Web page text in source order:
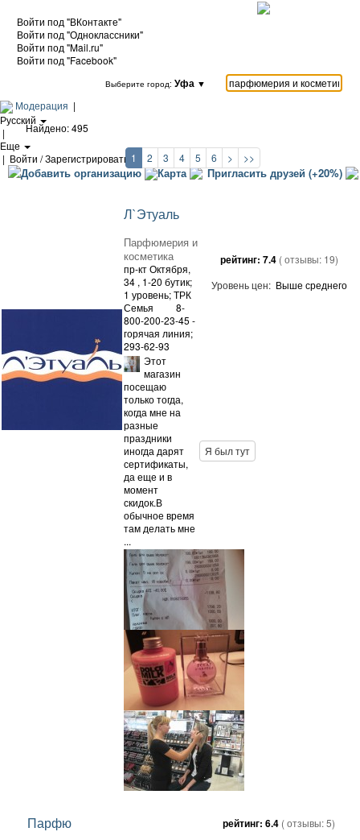
Войти под "ВКонтакте"
Войти под "Одноклассники"
Войти под "Mail.ru"
Войти под "Facebook"
Выберите город: Уфа ▼
Модерация |
Русский
|
Еще
| Войти / Зарегистрироваться
Добавить организацию Карта Пригласить друзей (+20%)
Найдено: 495
1 2 3 4 5 6 > >>
Л`Этуаль
Парфюмерия и
косметика
пр-кт Октября,
34 , 1-20 бутик;
1 уровень; ТРК
Семья
8-
800-200-23-45 -
горячая линия;
293-62-93
рейтинг: 7.4 ( отзывы: 19)
Уровень цен: Выше среднего
Этот
магазин
посещаю
только тогда,
когда мне на
разные
праздники
иногда дарят
сертификаты,
да еще и в
момент
скидок.В
обычное время
там делать мне
...
Я был тут
Парфю рейтинг: 6.4 ( отзывы:5)